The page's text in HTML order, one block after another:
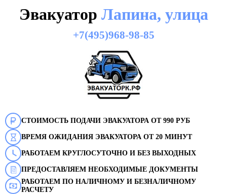
Эвакуатор Лапина, улица
+7(495)968-98-85
СТОИМОСТЬ ПОДАЧИ ЭВАКУАТОРА ОТ 990 РУБ
ВРЕМЯ ОЖИДАНИЯ ЭВАКУАТОРА ОТ 20 МИНУТ
РАБОТАЕМ КРУГЛОСУТОЧНО И БЕЗ ВЫХОДНЫХ
ПРЕДОСТАВЛЯЕМ НЕОБХОДИМЫЕ ДОКУМЕНТЫ
РАБОТАЕМ ПО НАЛИЧНОМУ И БЕЗНАЛИЧНОМУ
РАСЧЕТУ